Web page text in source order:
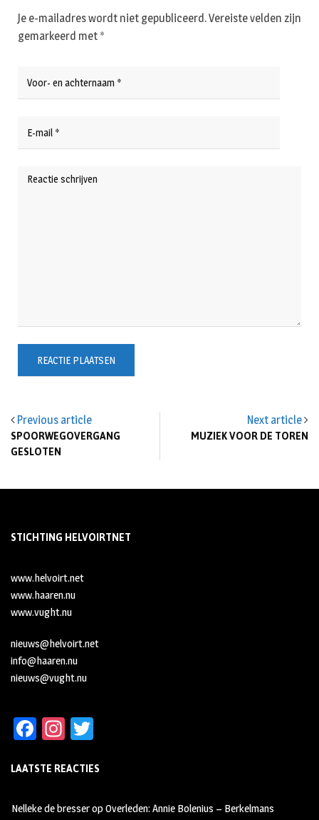
Previous article
SPOORWEGOVERGANG
GESLOTEN
Next article
MUZIEK VOOR DE TOREN
Je e-mailadres wordt niet gepubliceerd.Vereiste velden zijn
gemarkeerd met *
STICHTING HELVOIRTNET
www.helvoirt.net
www.haaren.nu
www.vught.nu
nieuws@helvoirt.net
info@haaren.nu
nieuws@vught.nu
Fa
b
oo
In
ag tt
LAATSTE REACTIES
Nelleke de bresseropOverleden: Annie Bolenius – Berkelmans